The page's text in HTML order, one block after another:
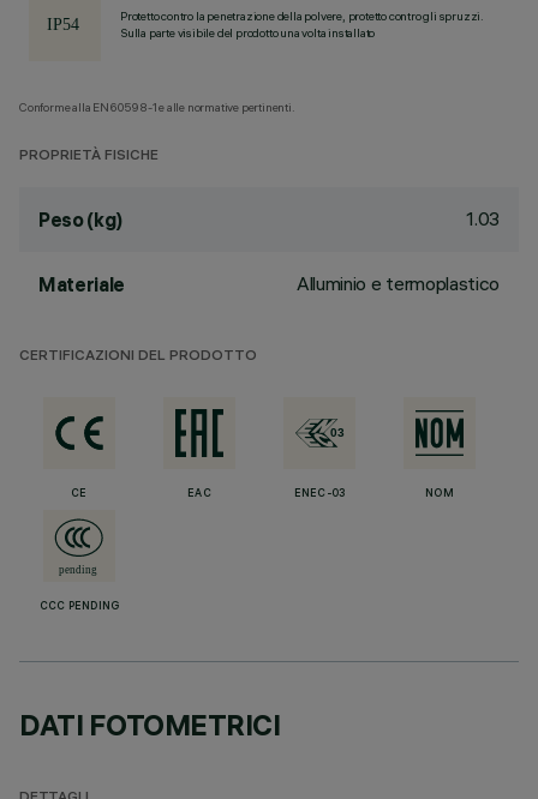
Protetto contro la penetrazione della polvere, protetto contro gli spruzzi.
Sulla parte visibile del prodotto una volta installato
Conforme alla EN60598-1 e alle normative pertinenti.
PROPRIETÀ FISICHE
Peso (kg) 1.03
Materiale Alluminio e termoplastico
CERTIFICAZIONI DEL PRODOTTO
CE EAC ENEC-03 NOM
CCC PENDING
DATI FOTOMETRICI